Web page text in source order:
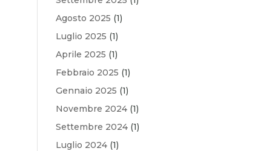
Agosto 2025 (1)
Luglio 2025 (1)
Aprile 2025 (1)
Febbraio 2025 (1)
Gennaio 2025 (1)
Novembre 2024 (1)
Settembre 2024 (1)
Luglio 2024 (1)